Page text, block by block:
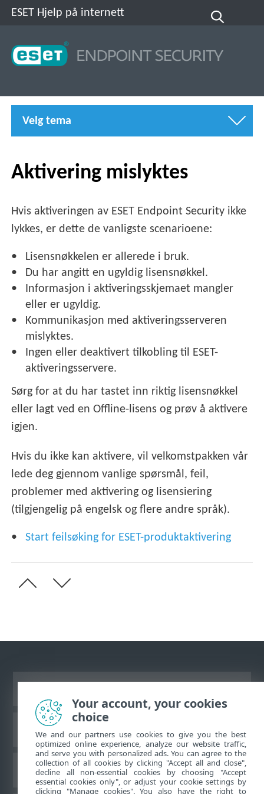
ESET Hjelp på internett
Velg tema
Aktivering mislyktes
Hvis aktiveringen av ESET Endpoint Security ikke
lykkes, er dette de vanligste scenarioene:
Lisensnøkkelen er allerede i bruk.
Du har angitt en ugyldig lisensnøkkel.
Informasjon i aktiveringsskjemaet mangler
eller er ugyldig.
Kommunikasjon med aktiveringsserveren
mislyktes.
Ingen eller deaktivert tilkobling til ESET-
aktiveringsservere.
Sørg for at du har tastet inn riktig lisensnøkkel
eller lagt ved en Offline-lisens og prøv å aktivere
igjen.
Hvis du ikke kan aktivere, vil velkomstpakken vår
lede deg gjennom vanlige spørsmål, feil,
problemer med aktivering og lisensiering
(tilgjengelig på engelsk og flere andre språk).
Start feilsøking for ESET-produktaktivering
ESET Kunnskapsbase
ESET Forum
Your account, your cookies
choice
We and our partners use cookies to give you the best
optimized online experience, analyze our website traffic,
and serve you with personalized ads. You can agree to the
collection of all cookies by clicking "Accept all and close",
decline all non-essential cookies by choosing "Accept
essential cookies only", or adjust your cookie settings by
clicking "Manage cookies". You also have the right to